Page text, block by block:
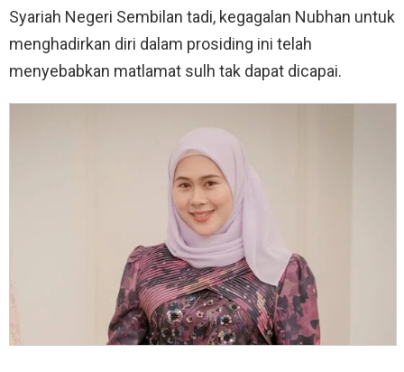
Syariah Negeri Sembilan tadi, kegagalan Nubhan untuk
menghadirkan diri dalam prosiding ini telah
menyebabkan matlamat sulh tak dapat dicapai.